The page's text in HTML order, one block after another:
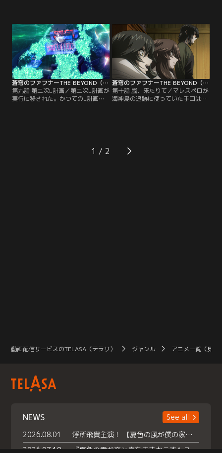
と、マリスの能力が島の防衛を危う
くしているという核心が彼を駆り立
てる。一方、陸上では、千鶴によっ
て命を繋いだ史彦が、えぐり取られ
た空間を悲痛な面持ちで見つめてい
た……。【提供：バンダイチャンネ
ル】
た。それらは皆、誰かの家族であ
り、恋人であり、友だった。悲しみ
をこらえ、現実を受け入れる苦しみ
に向き合おうとする島民たち。遠見
家では…。【提供：バンダイチャン
ネル】
蒼穹のファフナーTHE BEYOND（TV Edition） 第09話
第九話 第二次L計画／第二次L計画が
実行に移された。かつてのL計画
望の作戦であった。だが、ベノン軍
は島を迂回し、迷うことなくLボー
蒼穹のファフナーTHE BEYOND（TV Edition） 第10話
第十話 嵐、来たりて／マレスペロが
海神島の追跡に使っていた手口は、
蒼穹作戦を立案する。一方、マーク
ニヒトのザルヴァートル化という想
1
動画配信サービスのTELASA（テラサ） ジャンル アニメ一覧（見放
NEWS
See all
2026.08.01
浮所飛貴主演！ 【夏色の風が僕の家にやってきた】 本日よりテラサで独占配信スタート！
2026.07.18
『夏色の雲が恋と嵐をまきおこす』スペシャルメイキング 【Part1】2026年７月18日（土）23時30分～配信スタート！話題のシーンの裏側を大公開！豪華キャスト大集合！ 『武宮家 真夏の家族会議』開催！